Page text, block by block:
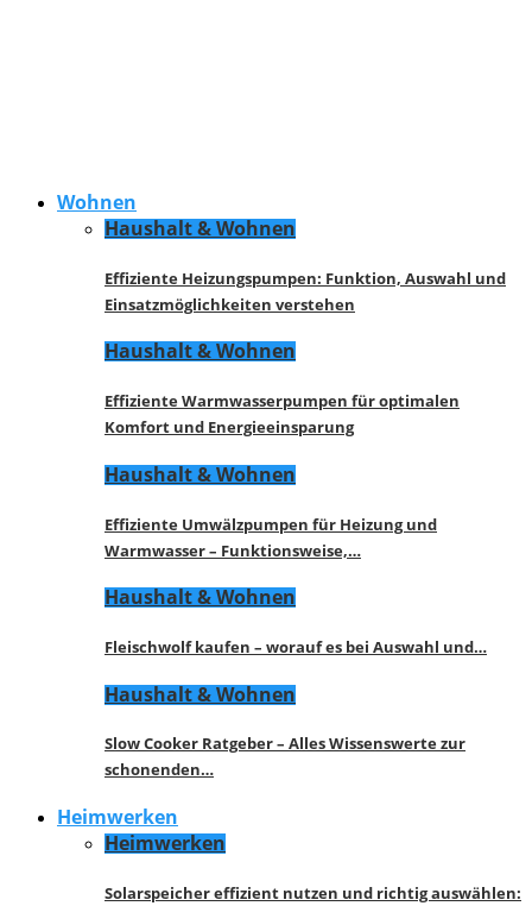
Wohnen
Haushalt & Wohnen
Effiziente Heizungspumpen: Funktion, Auswahl und
Einsatzmöglichkeiten verstehen
Haushalt & Wohnen
Effiziente Warmwasserpumpen für optimalen
Komfort und Energieeinsparung
Haushalt & Wohnen
Effiziente Umwälzpumpen für Heizung und
Warmwasser – Funktionsweise,…
Haushalt & Wohnen
Fleischwolf kaufen – worauf es bei Auswahl und…
Haushalt & Wohnen
Slow Cooker Ratgeber – Alles Wissenswerte zur
schonenden…
Heimwerken
Heimwerken
Solarspeicher effizient nutzen und richtig auswählen: